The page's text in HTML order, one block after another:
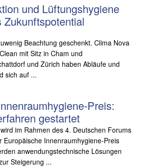
und Lüftungshygiene
Zukunftspotential
Beachtung geschenkt. Clima Nova
mit Sitz in Cham und
und Zürich haben Abläufe und
sich auf ...
Preis:
gestartet
im Rahmen des 4. Deutschen Forums
Europäische Innenraumhygiene-Preis
anwendungstechnische Lösungen
Steigerung ...